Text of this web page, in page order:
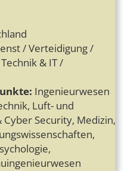
/ Verteidigung /
& IT /
Ingenieurwesen
Luft- und
Security, Medizin,